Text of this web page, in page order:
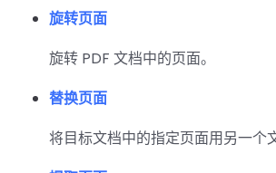
旋转页面
旋转 PDF 文档中的页面。
替换页面
将目标文档中的指定页面用另一个